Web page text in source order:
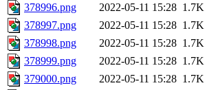
378996.png
2022-05-11 15:28 1.7K
378997.png
2022-05-11 15:28 1.7K
378998.png
2022-05-11 15:28 1.7K
378999.png
2022-05-11 15:28 1.7K
379000.png
2022-05-11 15:28 1.7K